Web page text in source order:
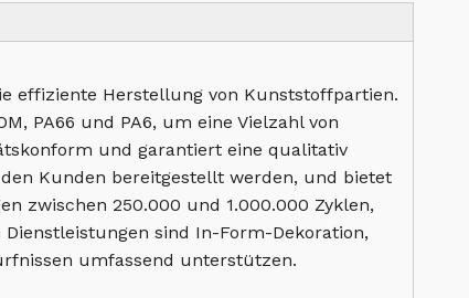
effiziente Herstellung von Kunststoffpartien.
PA66 und PA6, um eine Vielzahl von
und garantiert eine qualitativ
Kunden bereitgestellt werden, und bietet
zwischen 250.000 und 1.000.000 Zyklen,
sind In-Form-Dekoration,
umfassend unterstützen.